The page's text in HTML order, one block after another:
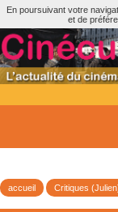
En poursuivant votre
et de
accueil Critiques